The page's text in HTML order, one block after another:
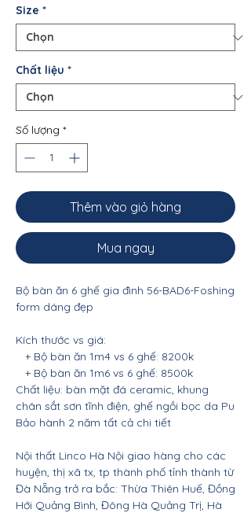
Size *
Chất liệu *
Số lượng *
Thêm vào giỏ hàng
Mua ngay
Bộ bàn ăn 6 ghế gia đình 56-BAD6-Foshing
form dáng đẹp
Kích thước vs giá:
+ Bộ bàn ăn 1m4 vs 6 ghế: 8200k
+ Bộ bàn ăn 1m6 vs 6 ghế: 8500k
Chất liệu: bàn mặt đá ceramic, khung
chân sắt sơn tĩnh điện, ghế ngồi bọc da Pu
Bảo hành 2 năm tất cả chi tiết
Nội thất Linco Hà Nội giao hàng cho các
huyện, thị xã tx, tp thành phố tỉnh thành từ
Đà Nẵng trở ra bắc: Thừa Thiên Huế, Đồng
Hới Quảng Bình, Đông Hà Quảng Trị, Hà